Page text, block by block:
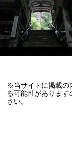
※当サイトに掲載の
る可能性がありま
さい。